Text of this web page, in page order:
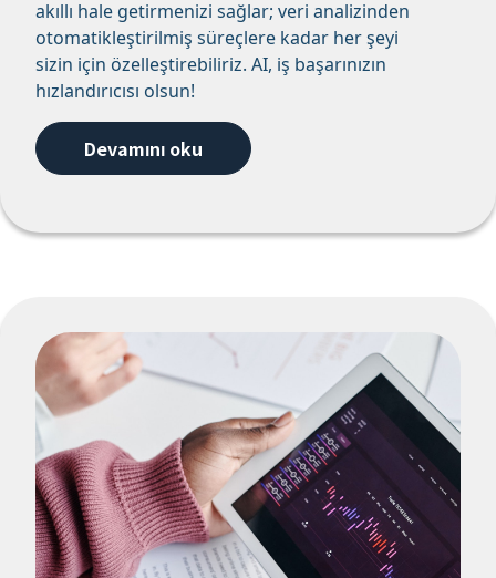
akıllı hale getirmenizi sağlar; veri analizinden
otomatikleştirilmiş süreçlere kadar her şeyi
sizin için özelleştirebiliriz. AI, iş başarınızın
hızlandırıcısı olsun!
Devamını oku